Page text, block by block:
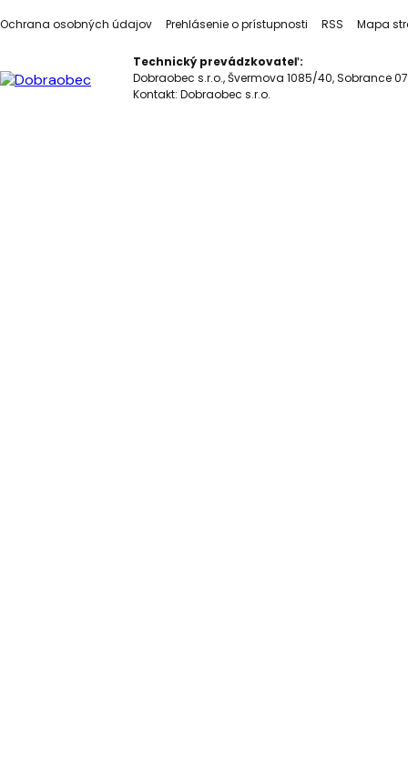
Ochrana osobných údajov Prehlásenie o prístupnosti RSS Mapa
Technický prevádzkovateľ:
Dobraobec s.r.o., Švermova 1085/40, Sobrance
Kontakt: Dobraobec s.r.o.